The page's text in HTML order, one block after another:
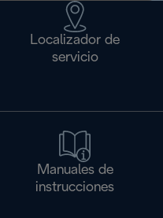
Localizador de
servicio
Manuales de
instrucciones